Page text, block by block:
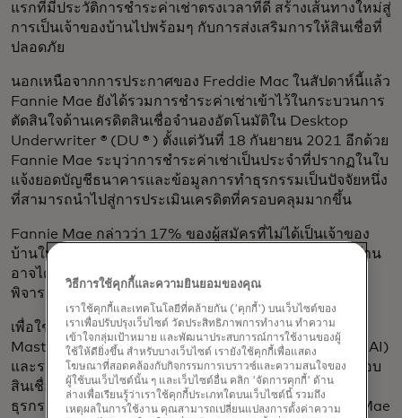
แรกที่มีประวัติการชำระค่าเช่าตรงเวลาที่ดี สร้างเส้นทางใหม่สู่
การเป็นเจ้าของบ้านไปพร้อมๆ กับการส่งเสริมการให้สินเชื่อที่
ปลอดภัย
นอกเหนือจากการประกาศของ Freddie Mac ในสัปดาห์นี้แล้ว
Fannie Mae ยังได้รวมการชำระค่าเช่าเข้าไว้ในกระบวนการ
ตัดสินใจด้านเครดิตสินเชื่อจำนองอัตโนมัติใน Desktop
Underwriter ® (DU ® ) ตั้งแต่วันที่ 18 กันยายน 2021 อีกด้วย
Fannie Mae ระบุว่าการชำระค่าเช่าเป็นประจำที่ปรากฏในใบ
แจ้งยอดบัญชีธนาคารและข้อมูลการทำธุรกรรมเป็นปัจจัยหนึ่ง
ที่สามารถนำไปสู่การประเมินเครดิตที่ครอบคลุมมากขึ้น
Fannie Mae กล่าวว่า 17% ของผู้สมัครที่ไม่ได้เป็นเจ้าของ
บ้านในช่วงสามปีที่ผ่านมา และไม่ได้รับการอนุมัติสินเชื่อบ้าน
อาจได้รับการอนุมัติหรือมีคุณสมบัติเหมาะสม หากมีการ
พิจารณาประวัติการชำระค่าเช่าของพวกเขาด้วย
เพื่อใช้ประโยชน์จากคุณสมบัติประวัติการชำระค่าเช่า
Mastercard ให้บริการตรวจสอบทรัพย์สินและรายได้ (VOAI)
และรายงานตรวจสอบทรัพย์สิน (VOA) ผ่านบริการตรวจสอบ
สินเชื่อที่อยู่อาศัย (MVS) ซึ่งประกอบด้วยข้อมูลการทำ
ธุรกรรม 12 หรือ 24 เดือน ที่ Freddie Mac และ Fannie Mae
วิธีการใช้คุกกี้และความยินยอมของคุณ
เราใช้คุกกี้และเทคโนโลยีที่คล้ายกัน ('คุกกี้') บนเว็บไซต์ของ
เราเพื่อปรับปรุงเว็บไซต์ วัดประสิทธิภาพการทำงาน ทำความ
เข้าใจกลุ่มเป้าหมาย และพัฒนาประสบการณ์การใช้งานของผู้
ใช้ให้ดียิ่งขึ้น สำหรับบางเว็บไซต์ เรายังใช้คุกกี้เพื่อแสดง
โฆษณาที่สอดคล้องกับกิจกรรมการเบราวซ์และความสนใจของ
ผู้ใช้บนเว็บไซต์นั้น ๆ และเว็บไซต์อื่น คลิก 'จัดการคุกกี้' ด้าน
ล่างเพื่อเรียนรู้ว่าเราใช้คุกกี้ประเภทใดบนเว็บไซต์นี้ รวมถึง
เหตุผลในการใช้งาน คุณสามารถเปลี่ยนแปลงการตั้งค่าความ